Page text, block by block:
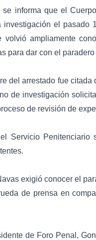
se informa que el
investigación el pasado
volvió ampliamente
para dar con el
del arrestado fue
de investigación
de revisión de
Servicio
exigió conocer el
de prensa en
de Foro Penal,